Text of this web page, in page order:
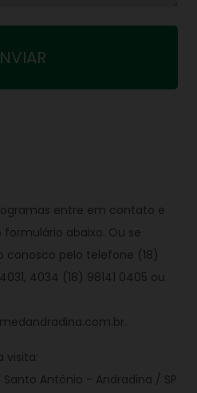
entre em contato e
abaixo. Ou se
pelo telefone (18)
4034 (18) 98141 0405 ou
visita:
Antônio - Andradina / SP